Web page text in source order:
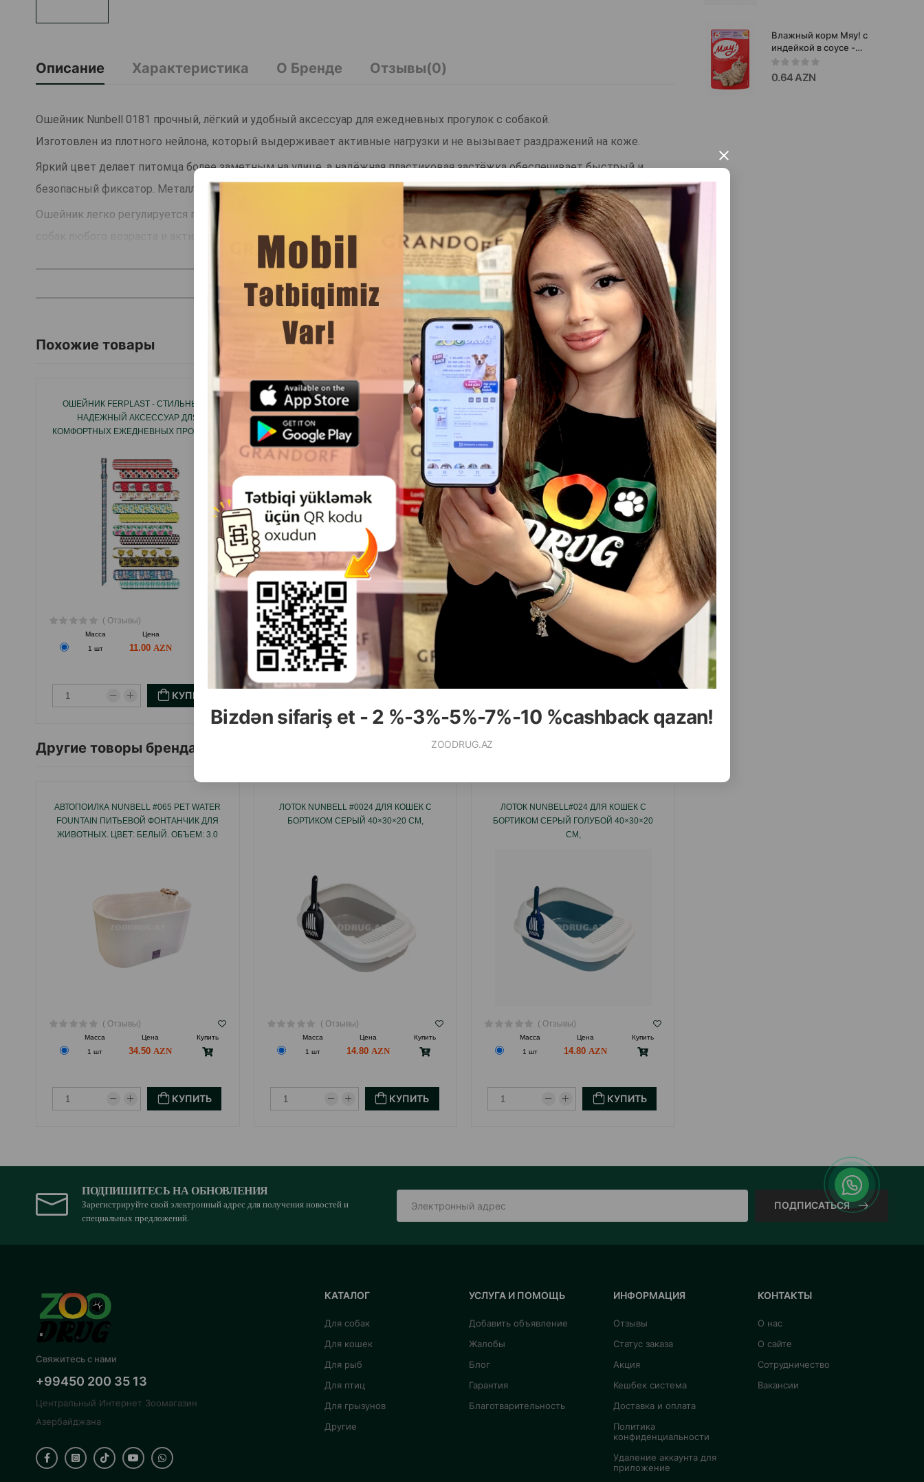
Bizdən sifariş et - 2 %-3%-5%-7%-10 %cashback qazan!
ZOODRUG.AZ
×
Описание Характеристика О Бренде Отзывы(0)
Ошейник Nunbell 0181 прочный, лёгкий и удобный аксессуар для ежедневных прогулок с собакой.
Изготовлен из плотного нейлона, который выдерживает активные нагрузки и не вызывает раздражений на коже.
Яркий цвет делает питомца более заметным на улице, а надёжная пластиковая застёжка обеспечивает быстрый и
безопасный фиксатор. Металлическое кольцо позволяет удобно крепить поводок или адресник.
Ошейник легко регулируется под нужный размер и подходит для повседневного использования. Отличный выбор для
собак любого возраста и активности.
ЧИТАТЬ ДАЛЬШЕ
Похожие товары Смотреть Все
ОШЕЙНИК FERPLAST - СТИЛЬНЫЙ И
НАДЕЖНЫЙ АКСЕССУАР ДЛЯ
КОМФОРТНЫХ ЕЖЕДНЕВНЫХ ПРОГУЛОК.
( Отзывы)
Масса Цена
1 шт
11.00
КУПИТЬ
ОШЕЙНИК FERPLAST – ПРОЧНЫЙ И
УДОБНЫЙ ВАРИАНТ ДЛЯ ЕЖЕДНЕВНЫХ
ПРОГУЛОК 16/44, СЕРЫЙ
( Отзывы)
Масса Цена
Купить
1 шт
30.00
ОШЕЙНИК FERPLAST ПРОЧНЫЙ И
УДОБНЫЙ НЕЙЛОНОВЫЙ ДЛЯ СОБАК
C10/32
( Отзывы)
Масса
7.00
Другие товоры бренда
АВТОПОИЛКА NUNBELL #065 PET WATER
FOUNTAIN ПИТЬЕВОЙ ФОНТАНЧИК ДЛЯ
ЖИВОТНЫХ. ЦВЕТ: БЕЛЫЙ. ОБЪЕМ: 3.0
( Отзывы)
Масса Цена
Купить
1 шт
34.50
КУПИТЬ
ЛОТОК NUNBELL #0024 ДЛЯ КОШЕК С
БОРТИКОМ СЕРЫЙ 40×30×20 СМ,
( Отзывы)
Масса Цена
Купить
1 шт
14.80
КУПИТЬ
ЛОТОК NUNBELL#024 ДЛЯ КОШЕК С
БОРТИКОМ СЕРЫЙ ГОЛУБОЙ 40×30×20
СМ,
( Отзывы)
Масса Цена
Купить
1 шт
14.80
КУПИТЬ
Влажный корм Мяу! с
индейкой в соусе -
полнорационный
сбалансированный
рацион, разработанный
0.64 AZN
ПОДПИШИТЕСЬ НА ОБНОВЛЕНИЯ
Зарегистрируйте свой электронный адрес для получения новостей и
специальных предложений.
ПОДПИСАТЬСЯ
Свяжитесь с нами
+99450 200 35 13
Центральный Интернет Зоомагазин
Азербайджана
КАТАЛОГ
Для собак
Для кошек
Для рыб
Для птиц
Для грызунов
Другие
УСЛУГА И ПОМОЩЬ
Добавить объявление
Жалобы
Блог
Гарантия
Благотварительность
ИНФОРМАЦИЯ
Отзывы
Статус заказа
Акция
Кешбек система
Доставка и оплата
Политика
конфиденциальности
Удаление аккаунта для
приложение
КОНТАКТЫ
О нас
О сайте
Сотрудничество
Вакансии